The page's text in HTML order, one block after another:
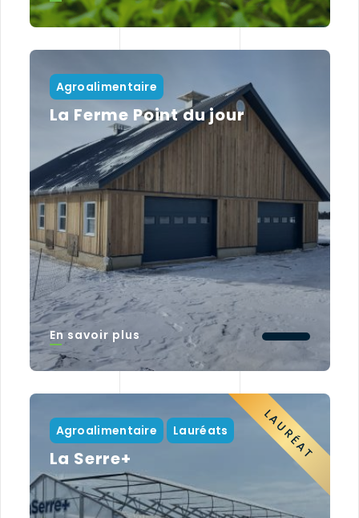
Agroalimentaire
La Ferme Point du jour
En savoir plus
LAURÉAT
Agroalimentaire Lauréats
La Serre+